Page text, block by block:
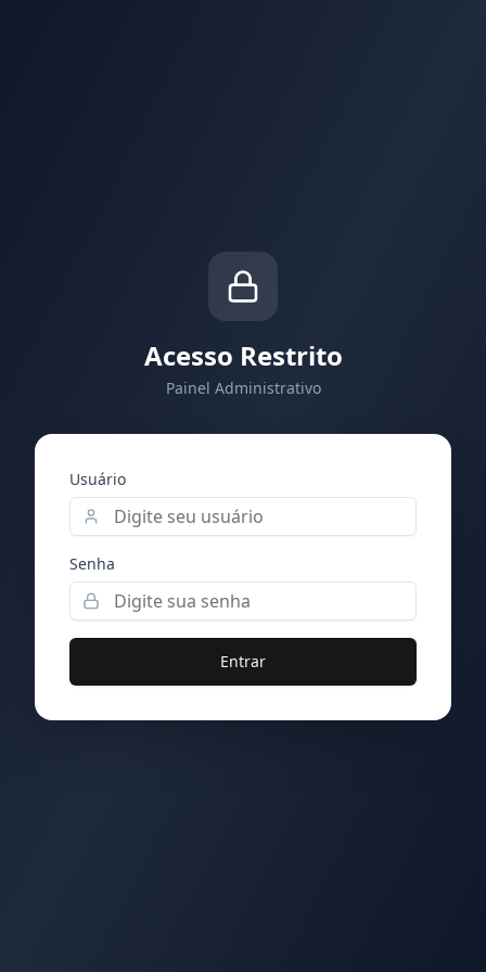
Acesso Restrito
Painel Administrativo
Usuário
Senha
Entrar